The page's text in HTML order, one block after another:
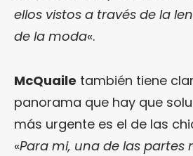
ellos vistos a través de la
de la moda«.
McQuaile también tiene
panorama que hay que
más urgente es el de las
«Para mi, una de las